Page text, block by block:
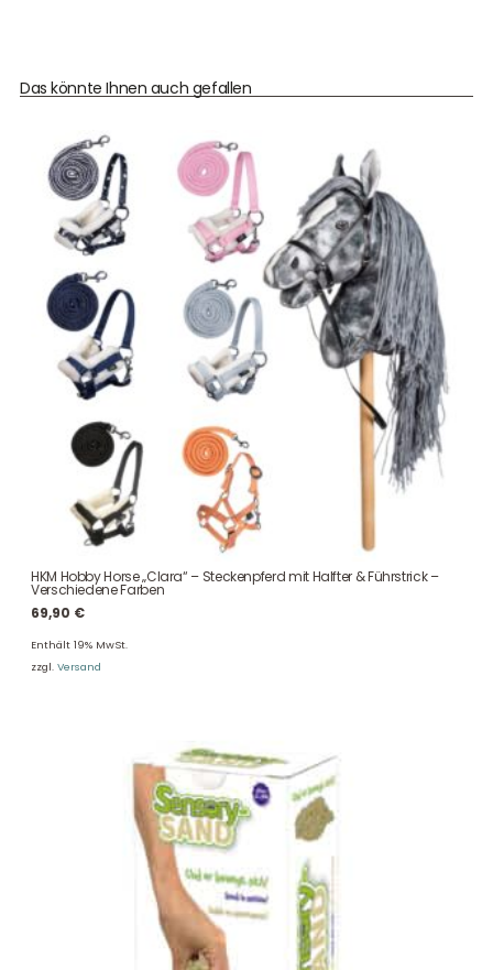
Das könnte Ihnen auch gefallen
HKM Hobby Horse „Clara“ – Steckenpferd mit Halfter & Führstrick –
Verschiedene Farben
69,90 €
Enthält 19% MwSt.
zzgl. Versand